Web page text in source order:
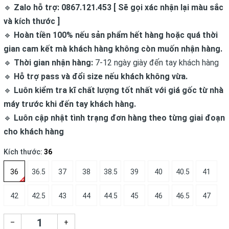
🔹 Zalo hỗ trợ: 0867.121.453 [ Sẽ gọi xác nhận lại màu sắc
và kích thước ]
🔹 Hoàn tiền 100% nếu sản phẩm hết hàng hoặc quá thời
gian cam kết mà khách hàng không còn muốn nhận hàng.
🔹 Thời gian nhận hàng: 7-12 ngày giày đến tay khách hàng
🔹 Hỗ trợ pass và đổi size nếu khách không vừa.
🔹 Luôn kiểm tra kĩ chất lượng tốt nhất với giá gốc từ nhà
máy trước khi đến tay khách hàng.
🔹 Luôn cập nhật tình trạng đơn hàng theo từng giai đoạn
cho khách hàng
Kích thước: 36
36 36.5 37 38 38.5 39 40 40.5 41
42 42.5 43 44 44.5 45 46 46.5 47
– +